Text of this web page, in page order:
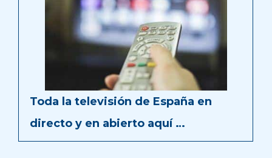
Toda la televisión de España en
directo y en abierto aquí …